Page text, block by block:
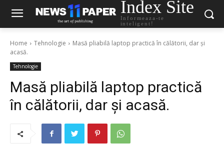
Index Site
Informeaza-te
inteligent!
Home Tehnologie
Masă pliabilă laptop practică în călătorii, dar și
acasă.
Tehnologie
Masă pliabilă laptop practică
în călătorii, dar și acasă.